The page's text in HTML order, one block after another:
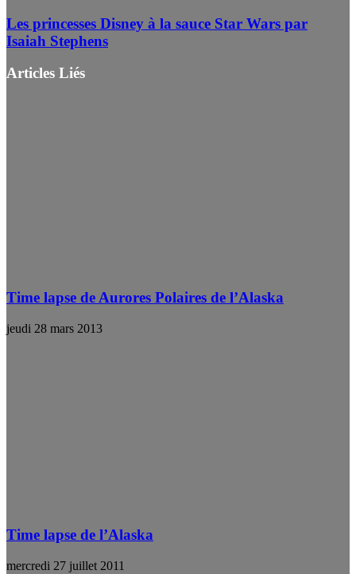
Les princesses Disney à la sauce Star Wars par
Isaiah Stephens
Articles Liés
Time lapse de Aurores Polaires de l’Alaska
jeudi 28 mars 2013
Time lapse de l’Alaska
mercredi 27 juillet 2011